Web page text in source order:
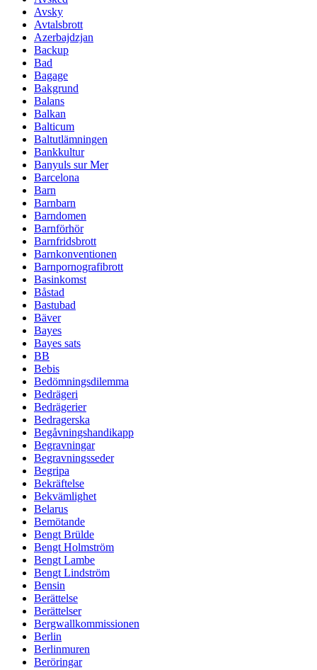
Avsky
Avtalsbrott
Azerbajdzjan
Backup
Bad
Bagage
Bakgrund
Balans
Balkan
Balticum
Baltutlämningen
Bankkultur
Banyuls sur Mer
Barcelona
Barn
Barnbarn
Barndomen
Barnförhör
Barnfridsbrott
Barnkonventionen
Barnpornografibrott
Basinkomst
Båstad
Bastubad
Bäver
Bayes
Bayes sats
BB
Bebis
Bedömningsdilemma
Bedrägeri
Bedrägerier
Bedragerska
Begåvningshandikapp
Begravningar
Begravningsseder
Begripa
Bekräftelse
Bekvämlighet
Belarus
Bemötande
Bengt Brülde
Bengt Holmström
Bengt Lambe
Bengt Lindström
Bensin
Berättelse
Berättelser
Bergwallkommissionen
Berlin
Berlinmuren
Beröringar